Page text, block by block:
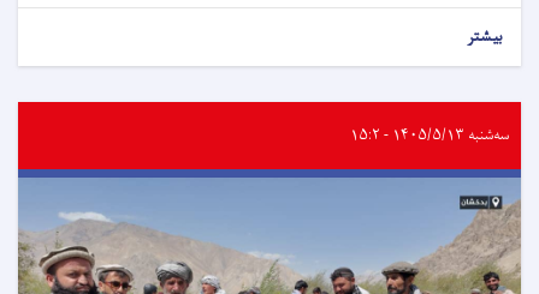
بیشتر
سه‌شنبه ۱۴۰۵/۵/۱۳ - ۱۵:۲